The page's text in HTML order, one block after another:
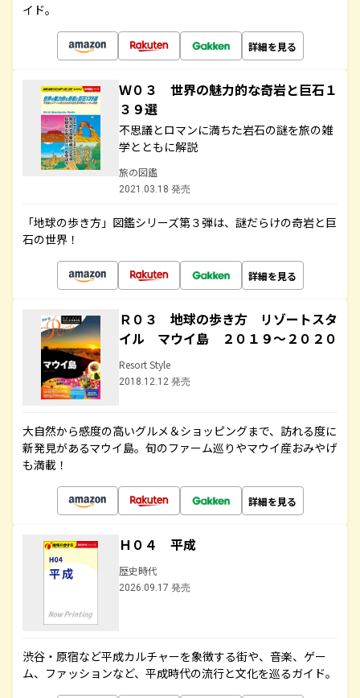
イド。
詳細を見る
Ｗ０３ 世界の魅力的な奇岩と巨石１
３９選
不思議とロマンに満ちた岩石の謎を旅の雑
学とともに解説
旅の図鑑
2021.03.18 発売
「地球の歩き方」図鑑シリーズ第３弾は、謎だらけの奇岩と巨
石の世界！
詳細を見る
Ｒ０３ 地球の歩き方 リゾートスタ
イル マウイ島 ２０１９～２０２０
Resort Style
2018.12.12 発売
大自然から感度の高いグルメ＆ショッピングまで、訪れる度に
新発見があるマウイ島。旬のファーム巡りやマウイ産おみやげ
も満載！
詳細を見る
Ｈ０４ 平成
歴史時代
2026.09.17 発売
渋谷・原宿など平成カルチャーを象徴する街や、音楽、ゲー
ム、ファッションなど、平成時代の流行と文化を巡るガイド。